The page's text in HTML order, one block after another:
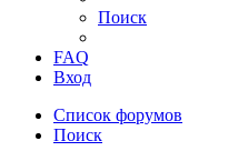
Поиск
FAQ
Вход
Список форумов
Поиск